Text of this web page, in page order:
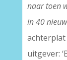
naar toen
in 40
uitgever: